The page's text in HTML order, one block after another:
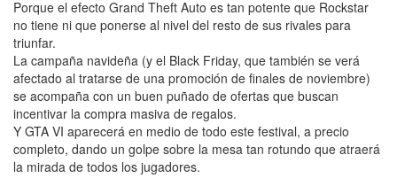
Porque el efecto Grand Theft Auto es tan potente que Rockstar
no tiene ni que ponerse al nivel del resto de sus rivales para
triunfar.
La campaña navideña (y el Black Friday, que también se verá
afectado al tratarse de una promoción de finales de noviembre)
se acompaña con un buen puñado de ofertas que buscan
incentivar la compra masiva de regalos.
Y GTA VI aparecerá en medio de todo este festival, a precio
completo, dando un golpe sobre la mesa tan rotundo que atraerá
la mirada de todos los jugadores.